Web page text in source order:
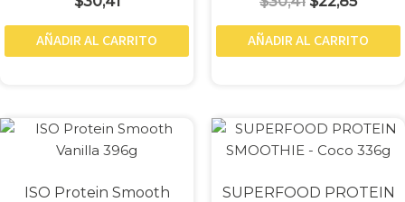
AÑADIR AL CARRITO AÑADIR AL CARRITO
ISO Protein Smooth
SUPERFOOD PROTEIN